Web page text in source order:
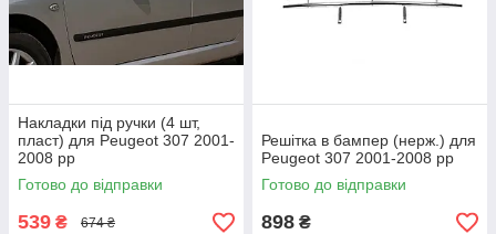
Накладки під ручки (4 шт,
пласт) для Peugeot 307 2001-
2008 рр
Готово до відправки
539 ₴ 674 ₴
Решітка в бампер (нерж.) для
Peugeot 307 2001-2008 рр
Готово до відправки
898 ₴